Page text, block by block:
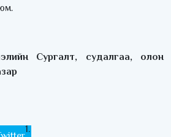
Сургалт, судалгаа, олон